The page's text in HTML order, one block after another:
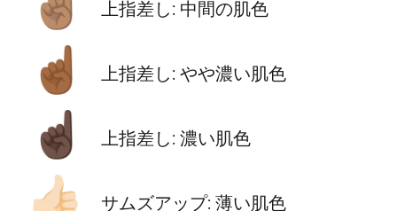
上指差し: 中間の肌色
☝🏾 上指差し: やや濃い肌色
☝🏿 上指差し: 濃い肌色
👍🏻 サムズアップ: 薄い肌色